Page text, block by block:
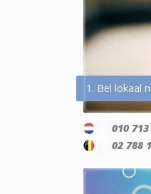
1. Bel lokaal
010
02 788